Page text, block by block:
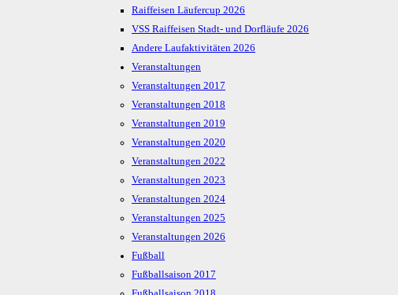
Raiffeisen Läufercup 2026
VSS Raiffeisen Stadt- und Dorfläufe 2026
Andere Laufaktivitäten 2026
Veranstaltungen
Veranstaltungen 2017
Veranstaltungen 2018
Veranstaltungen 2019
Veranstaltungen 2020
Veranstaltungen 2022
Veranstaltungen 2023
Veranstaltungen 2024
Veranstaltungen 2025
Veranstaltungen 2026
Fußball
Fußballsaison 2017